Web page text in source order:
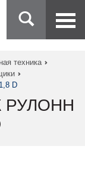
техника
D